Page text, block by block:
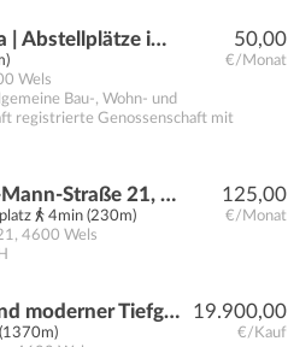
50,00
€/Monat
Mitterweg 17-21a | Abstellplätze im Freien
Wels
Bau-, Wohn- und
registrierte Genossenschaft mit
125,00
€/Monat
Garage | Thomas-Mann-Straße 21, 4600 Wels
4min (230m)
, 4600 Wels
19.900,00
€/Kauf
Neubau! Heller und moderner Tiefgaragenplatz im Zentrum von Wels zu verkaufen! Fußläufig erreichen Sie den Hauptbahnhof Wels, sowie das Klinikum Wels-Grieskirchen! Provisionsfrei direkt vom Bauträger!